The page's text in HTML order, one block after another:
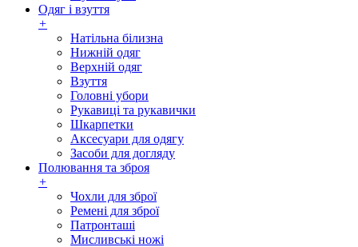
Одяг і взуття
+
Натільна білизна
Нижній одяг
Верхній одяг
Взуття
Головні убори
Рукавиці та рукавички
Шкарпетки
Аксесуари для одягу
Засоби для догляду
Полювання та зброя
+
Чохли для зброї
Ремені для зброї
Патронташі
Мисливські ножі